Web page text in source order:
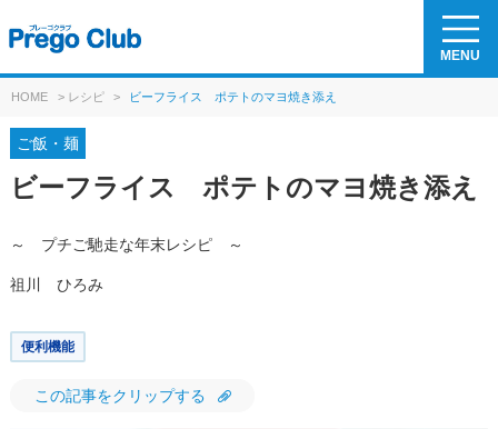
MENU
HOME > レシピ > ビーフライス ポテトのマヨ焼き添え
ご飯・麺
ビーフライス ポテトのマヨ焼き添え
～ プチご馳走な年末レシピ ～
祖川 ひろみ
便利機能
この記事をクリップする